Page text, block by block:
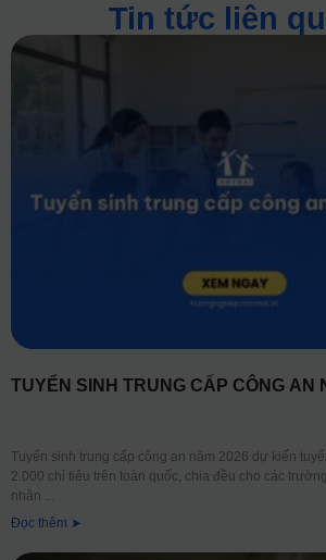
Tin tức liên
TUYỂN SINH TRUNG CẤP CÔNG AN
Tuyển sinh trung cấp công an năm 2026 dự kiến
2.000 chỉ tiêu trên toàn quốc, chia đều cho các
nhân
Đọc thêm ➤